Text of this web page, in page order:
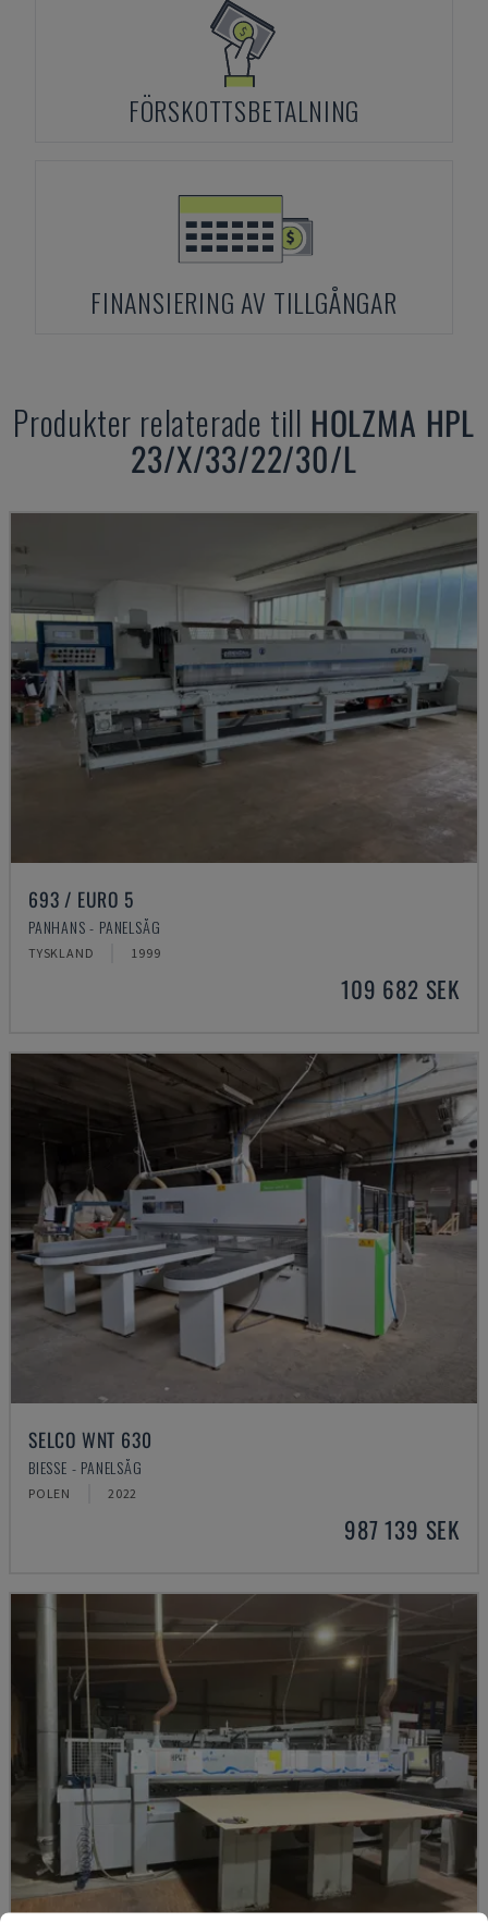
FÖRSKOTTSBETALNING
FINANSIERING AV TILLGÅNGAR
Produkter relaterade till HOLZMA HPL
23/X/33/22/30/L
693 / EURO 5
PANHANS - PANELSÅG
TYSKLAND 1999
109 682 SEK
SELCO WNT 630
BIESSE - PANELSÅG
POLEN 2022
987 139 SEK